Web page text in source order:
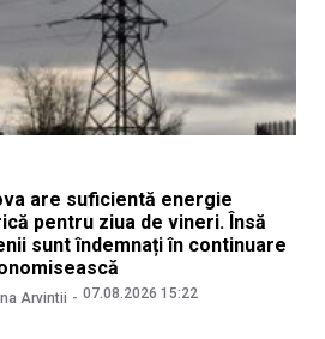
are suficientă energie
pentru ziua de vineri. Însă
sunt îndemnați în continuare
Arvintii 07.08.2026 15:22